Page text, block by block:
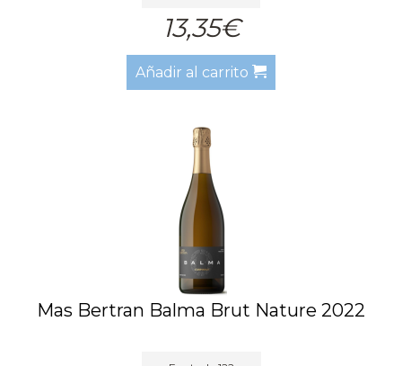
13,35€
Añadir al carrito
Mas Bertran Balma Brut Nature 2022